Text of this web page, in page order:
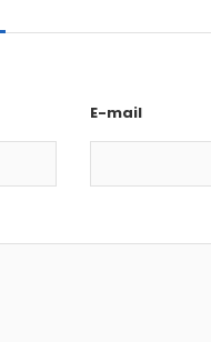
E-mail